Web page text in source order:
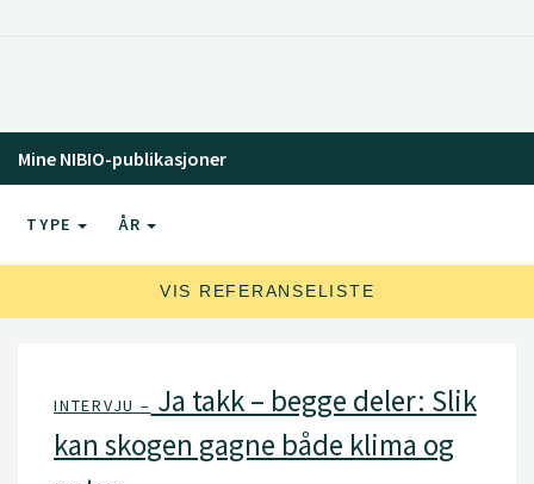
Mine NIBIO-publikasjoner
TYPE ÅR
VIS REFERANSELISTE
INTERVJU – Ja takk – begge deler: Slik
kan skogen gagne både klima og